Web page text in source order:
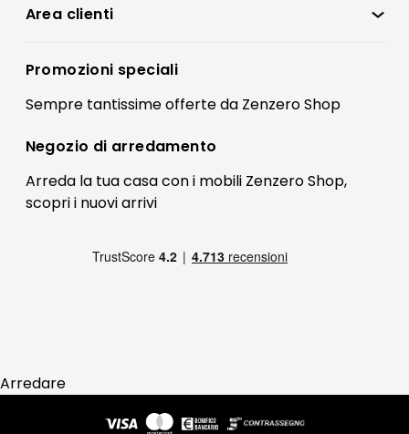
Condizioni di vendita
Preferenze Cookies
Termini e condizioni
Contatti
FAQ
Pagamenti
Area clienti
Registrati
Il mio account
Promozioni speciali
Sempre tantissimeofferteda Zenzero Shop
Negozio di arredamento
Arreda la tua casa con i mobili Zenzero Shop,
scopri i nuovi arrivi
Arredare